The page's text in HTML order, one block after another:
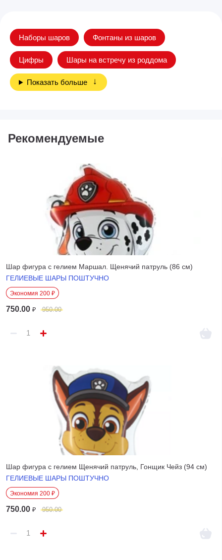
Наборы шаров Фонтаны из шаров
Цифры Шары на встречу из роддома
Показать больше
Рекомендуемые
Шар фигура с гелием Маршал. Щенячий патруль (86 см)
ГЕЛИЕВЫЕ ШАРЫ ПОШТУЧНО
Экономия 200 ₽
750.00 ₽ 950.00
Шар фигура с гелием Щенячий патруль, Гонщик Чейз (94 см)
ГЕЛИЕВЫЕ ШАРЫ ПОШТУЧНО
Экономия 200 ₽
750.00 ₽ 950.00